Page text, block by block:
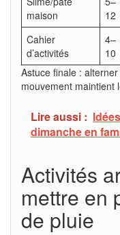
maison
12
Cahier
d’activités
4–
10
Astuce finale :
mouvement maintient
Lire aussi :
dimanche en
Activités
mettre en
de pluie